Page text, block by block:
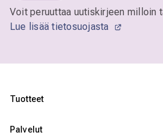
Voit peruuttaa uutiskirjeen milloin
Lue lisää tietosuojasta
Tuotteet
Palvelut